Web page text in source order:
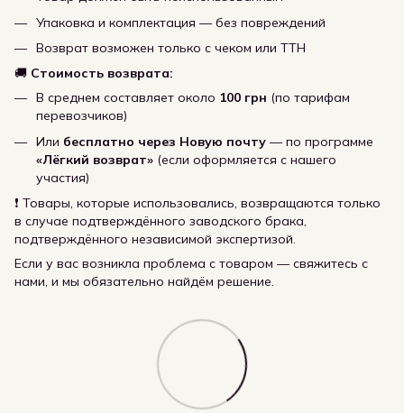
Упаковка и комплектация — без повреждений
Возврат возможен только с чеком или ТТН
🚚 Стоимость возврата:
В среднем составляет около 100 грн (по тарифам
перевозчиков)
Или бесплатно через Новую почту — по программе
«Лёгкий возврат» (если оформляется с нашего
участия)
❗ Товары, которые использовались, возвращаются только
в случае подтверждённого заводского брака,
подтверждённого независимой экспертизой.
Если у вас возникла проблема с товаром — свяжитесь с
нами, и мы обязательно найдём решение.